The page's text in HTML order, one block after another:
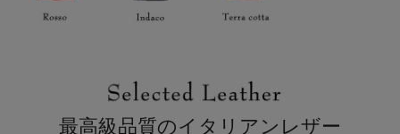
最高級品質のイタリアンレザー